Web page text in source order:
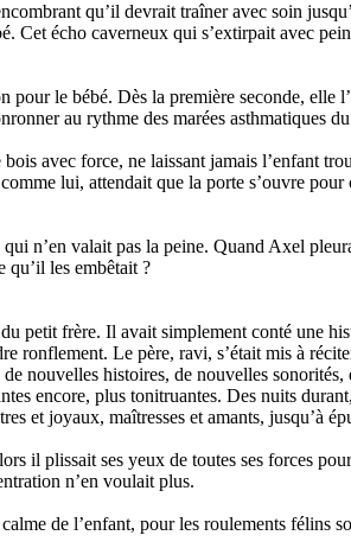
qu’il devrait traîner avec soin
Cet écho caverneux qui s’extirpait avec
le bébé. Dès la première seconde,
au rythme des marées asthmatiques
avec force, ne laissant jamais l’enfant
lui, attendait que la porte s’ouvre
n’en valait pas la peine. Quand Axel
qu’il les embêtait ?
petit frère. Il avait simplement conté une
Le père, ravi, s’était mis à
nouvelles histoires, de nouvelles
encore, plus tonitruantes. Des nuits
et joyaux, maîtresses et amants, jusqu’à
il plissait ses yeux de toutes ses forces
n’en voulait plus.
de l’enfant, pour les roulements félins